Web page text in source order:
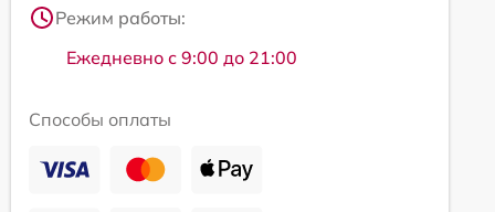
Режим работы:
Ежедневно с 9:00 до 21:00
Способы оплаты